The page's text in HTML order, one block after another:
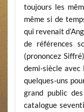
toujours les
même si de
qui revenait
de références
(prononcez
demi-siècle avec
quelques-uns
grand public
catalogue